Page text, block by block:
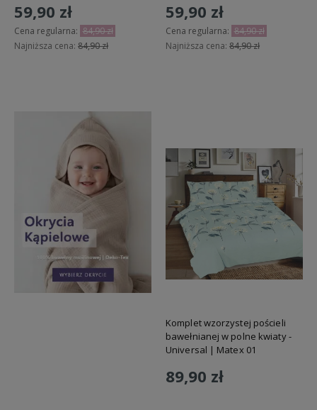
59,90 zł
Cena regularna: 84,90 zł
Najniższa cena: 84,90 zł
59,90 zł
Cena regularna: 84,90 zł
Najniższa cena: 84,90 zł
Komplet wzorzystej pościeli
bawełnianej w polne kwiaty -
Universal | Matex 01
89,90 zł